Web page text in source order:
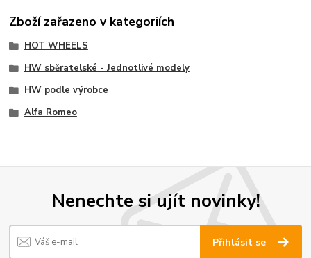
Zboží zařazeno v kategoriích
HOT WHEELS
HW sběratelské - Jednotlivé modely
HW podle výrobce
Alfa Romeo
Nenechte si ujít novinky!
Přihlásit se